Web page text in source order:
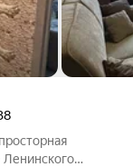
Ленинского